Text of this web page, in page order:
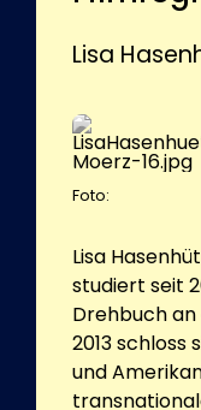
Lisa
Foto:
Lisa
studiert seit
Drehbuch an
2013 schloss
und